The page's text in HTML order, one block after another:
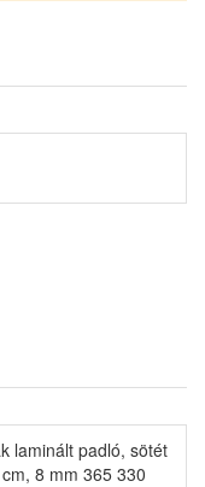
laminált padló, sötét
8 mm 365 330